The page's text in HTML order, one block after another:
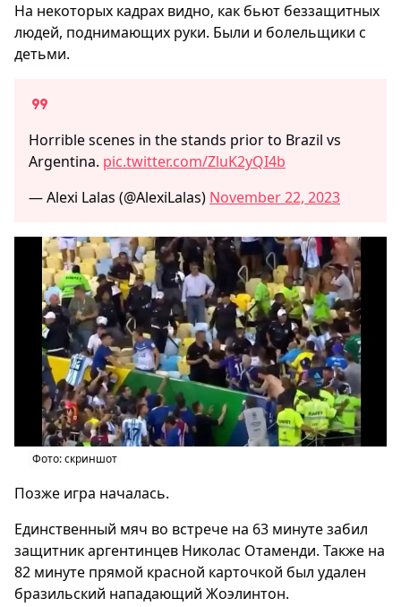
На некоторых кадрах видно, как бьют беззащитных
людей, поднимающих руки. Были и болельщики с
детьми.
Horrible scenes in the stands prior to Brazil vs
Argentina. pic.twitter.com/ZluK2yQI4b
— Alexi Lalas (@AlexiLalas) November 22, 2023
Фото: скриншот
Позже игра началась.
Единственный мяч во встрече на 63 минуте забил
защитник аргентинцев Николас Отаменди. Также на
82 минуте прямой красной карточкой был удален
бразильский нападающий Жоэлинтон.